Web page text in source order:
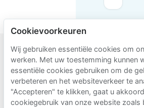
om te
Cookievoorkeuren
Wij gebruiken essentiële cookies om
werken. Met uw toestemming kunnen
essentiële cookies gebruiken om de
verbeteren en het websiteverkeer te
"Accepteren" te klikken, gaat u
cookiegebruik van onze website zoals